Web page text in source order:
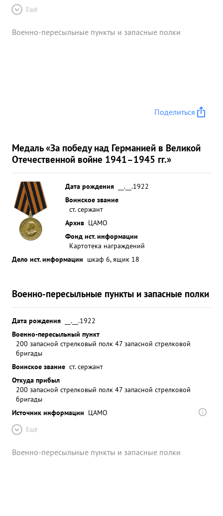
Ещё
Военно-пересыльные пункты и запасные полки
Поделиться
Медаль «За победу над Германией в Великой
Отечественной войне 1941–1945 гг.»
Дата рождения
__.__.1922
Воинское звание
ст. сержант
Архив ЦАМО
Фонд ист. информации
Картотека награждений
Дело ист. информации шкаф 6, ящик 18
Военно-пересыльные пункты и запасные полки
Дата рождения
__.__.1922
Военно-пересыльный пункт
200 запасной стрелковый полк 47 запасной стрелковой
бригады
Воинское звание ст. сержант
Откуда прибыл
200 запасной стрелковый полк 47 запасной стрелковой
бригады
Источник информации ЦАМО
Ещё
Военно-пересыльные пункты и запасные полки